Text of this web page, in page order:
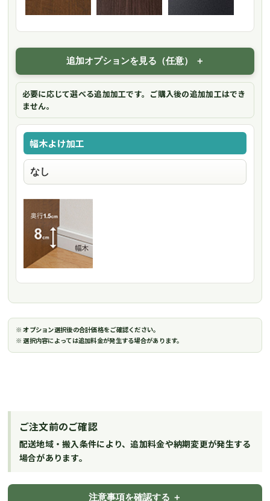
追加オプションを見る（任意）
必要に応じて選べる追加加工です。ご購入後の追加加工はでき
ません。
幅木よけ加工
※ オプション選択後の合計価格をご確認ください。
※ 選択内容によっては追加料金が発生する場合があります。
ご注文前のご確認
配送地域・搬入条件により、追加料金や納期変更が発生する
場合があります。
注意事項を確認する